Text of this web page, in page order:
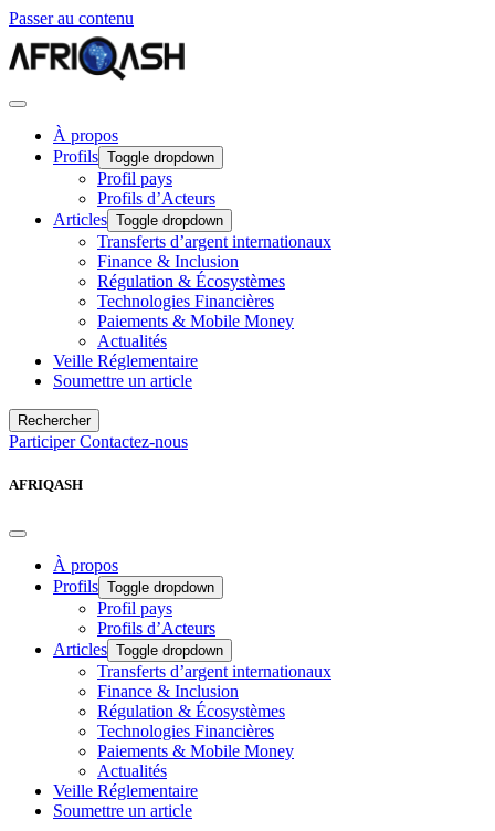
Passer au contenu
À propos
Profils Toggle dropdown
Profil pays
Profils d’Acteurs
Articles Toggle dropdown
Transferts d’argent internationaux
Finance & Inclusion
Régulation & Écosystèmes
Technologies Financières
Paiements & Mobile Money
Actualités
Veille Réglementaire
Soumettre un article
Rechercher
ParticiperContactez-nous
AFRIQASH
À propos
Profils Toggle dropdown
Profil pays
Profils d’Acteurs
Articles Toggle dropdown
Transferts d’argent internationaux
Finance & Inclusion
Régulation & Écosystèmes
Technologies Financières
Paiements & Mobile Money
Actualités
Veille Réglementaire
Soumettre un article